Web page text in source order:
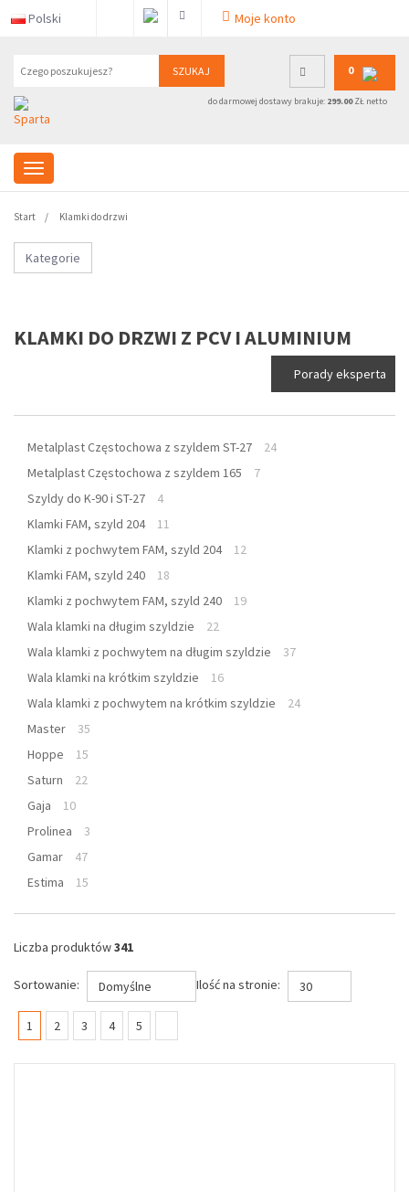
Polski Moje konto
SZUKAJ 0
do darmowej dostawy brakuje: 299.00ZŁ netto
Start Klamki do drzwi
Kategorie
KLAMKI DO DRZWI Z PCV I ALUMINIUM
Porady eksperta
Metalplast Częstochowa z szyldem ST-27
24
Metalplast Częstochowa z szyldem 165
7
Szyldy do K-90 i ST-27
4
Klamki FAM, szyld 204
11
Klamki z pochwytem FAM, szyld 204
12
Klamki FAM, szyld 240
18
Klamki z pochwytem FAM, szyld 240
19
Wala klamki na długim szyldzie
22
Wala klamki z pochwytem na długim szyldzie
37
Wala klamki na krótkim szyldzie
16
Wala klamki z pochwytem na krótkim szyldzie
24
Master
35
Hoppe
15
Saturn
22
Gaja
10
Prolinea
3
Gamar
47
Estima
15
Liczba produktów341
Sortowanie: Domyślne Ilość na stronie: 30
1 (current)
2 3 4 5